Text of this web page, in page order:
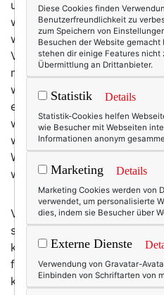
und alle durften
weil ich schwanger war),
warm miteinander (ich war
Vichy und fand den
mehr so kitschig wie beim
warum hatte mir noch nie
erzählt?) und plötzlich ist
war September, Fashion
wunderbar und Paris
Wette), kann nicht mehr
warum sollte man auch?
Vor ein paar Jahren habe
sehr in Paris verguckt, dass
keinem Pariser Stilguide,
französischem Kochbuch
konnte. Barretts, zumal rote,
Diese Cookies finden
Benutzerfreundlichkeit zu
zum Speichern von
Besuchen der Website
stehen dir einige Features nicht
Übermittlung an Drittanbieter.
Statistik Details
Statistik-Cookies helfen
wie Besucher mit Webseiten
Informationen anonym
Marketing Details
Marketing Cookies werden von
verwendet, um personalisierte
dies, indem sie Besucher über
Externe Dienste
Verwendung von Gravatar-
Einbinden von Schriftarten von